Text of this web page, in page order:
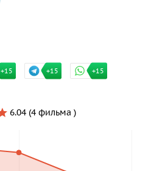
+15 +15 +15
6.04 (4 фильма )